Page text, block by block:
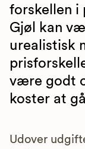
forskellen i
Gjøl kan
urealistisk
være godt
koster at
Udover